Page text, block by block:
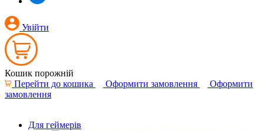
Увійти
Кошик порожній
Перейти до кошика
Оформити замовлення
Оформити
замовлення
Для геймерів